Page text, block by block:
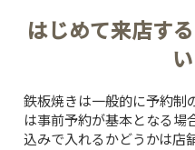
はじめて来店す
鉄板焼きは一般的に予約制
は事前予約が基本となる場
込みで入れるかどうかは店